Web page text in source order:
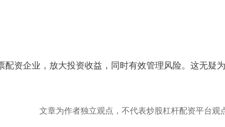
资企业，放大投资收益，同时有效管理风险。这无疑
文章为作者独立观点，不代表炒股杠杆配资平台观